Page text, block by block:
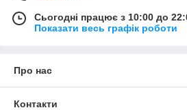
Сьогодні працює з 10:00 до
Показати весь графік роботи
Про нас
Контакти